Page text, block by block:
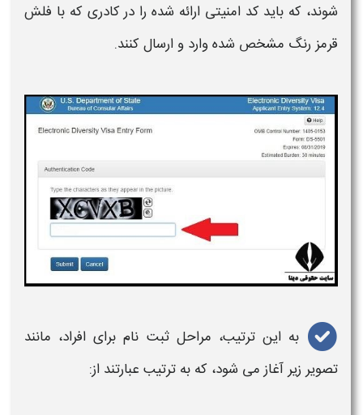
شوند، که باید کد امنیتی ارائه شده را در کادری که با فلش
قرمز رنگ مشخص شده وارد و ارسال کنند.
به این ترتیب، مراحلثبت نامبرای افراد، مانند
تصویر زیر آغاز می شود، که به ترتیب عبارتند از: